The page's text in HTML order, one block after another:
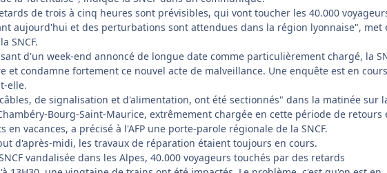
de trois à cinq heures sont prévisibles, qui vont toucher les 40.000
aujourd'hui et des perturbations sont attendues dans la région lyonnaise", met
SNCF.
d'un week-end annoncé de longue date comme particulièrement chargé, la
et condamne fortement ce nouvel acte de malveillance. Une enquête est en
elle.
de signalisation et d'alimentation, ont été sectionnés" dans la matinée sur
Bourg-Saint-Maurice, extrêmement chargée en cette période de retours
en vacances, a précisé à l'AFP une porte-parole régionale de la SNCF.
d'après-midi, les travaux de réparation étaient toujours en cours.
vandalisée dans les Alpes, 40.000 voyageurs touchés par des retards